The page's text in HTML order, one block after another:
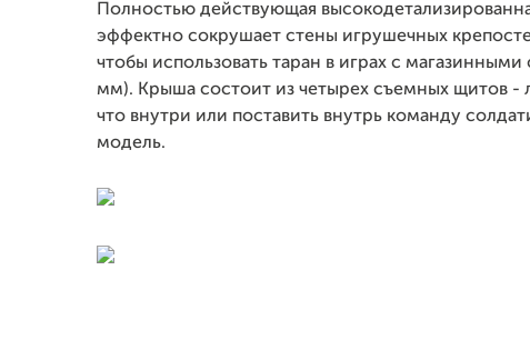
Полностью действующая
эффектно сокрушает стены игрушечных
чтобы использовать таран в играх с
мм). Крыша состоит из четырех съемных щитов -
что внутри или поставить внутрь команду
модель.